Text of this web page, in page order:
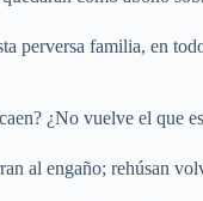
perversa familia, en
¿No vuelve el que
al engaño; rehúsan